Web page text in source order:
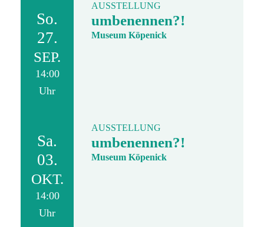
So.
27.
SEP.
14:00
Uhr
AUSSTELLUNG
umbenennen?!
Museum Köpenick
Sa.
03.
OKT.
14:00
Uhr
AUSSTELLUNG
umbenennen?!
Museum Köpenick